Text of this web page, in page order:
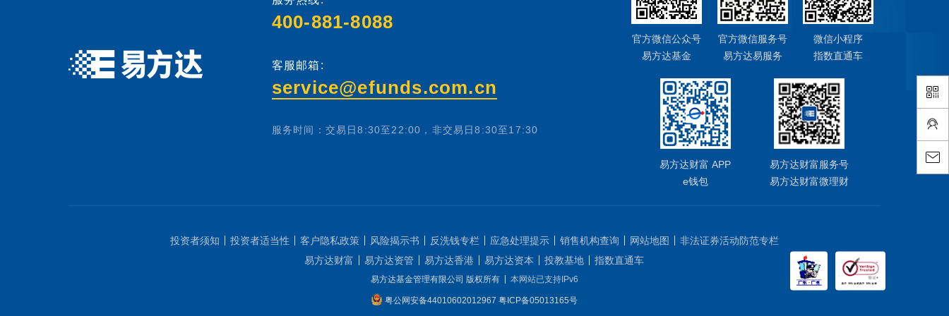
400-881-8088
客服邮箱:
service@efunds.com.cn
服务时间：交易日8:30至22:00，非交易日8:30至17:30
官方微信公众号
易方达基金
官方微信服务号
易方达易服务
微信小程序
指数直通车
易方达财富 APP
e钱包
易方达财富服务号
易方达财富微理财
投资者须知 投资者适当性 客户隐私政策 风险揭示书 反洗钱专栏 应急处理提示 销售机构查询 网站地图
非法证券活动防范专栏
易方达财富
易方达资管 易方达香港 易方达资本 投教基地 指数直通车
易方达基金管理有限公司 版权所有 本网站已支持IPv6
粤公网安备44010602012967 粤ICP备05013165号